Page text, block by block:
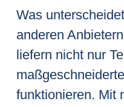
Was
anderen
liefern nicht nur
funktionieren. Mit